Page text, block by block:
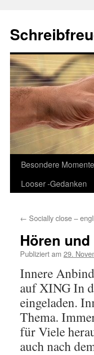
Besondere Momente
Looser -Gedanken
← Socially close –
Hören
Publiziert am 29.
Innere
auf XING In
eingeladen.
Thema.
für Viele
auch nach